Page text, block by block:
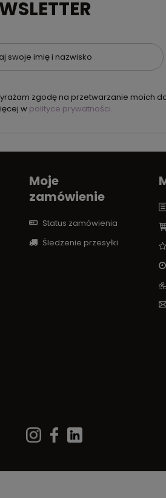
swoje imię i nazwisko
zgodę na przetwarzanie moich
w polityce prywatności.
Moje
zamówienie
Status zamówienia
Śledzenie przesyłki